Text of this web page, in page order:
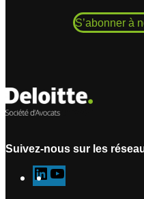
S’abonner à
Suivez-nous sur les
L
i
o